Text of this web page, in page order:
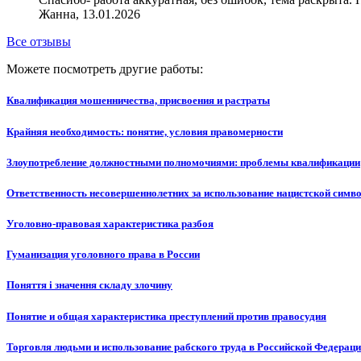
Жанна, 13.01.2026
Все отзывы
Можете посмотреть другие работы:
Квалификация мошенничества, присвоения и растраты
Крайняя необходимость: понятие, условия правомерности
Злоупотребление должностными полномочиями: проблемы квалификации
Ответственность несовершеннолетних за использование нацистской
Уголовно-правовая характеристика разбоя
Гуманизация уголовного права в России
Поняття і значення складу злочину
Понятие и общая характеристика преступлений против правосудия
Торговля людьми и использование рабского труда в Российской